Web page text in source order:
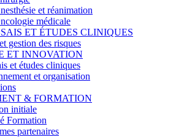
et réanimation
médicale
ET ÉTUDES CLINIQUES
gestion des risques
ET INNOVATION
et études cliniques
et organisation
& FORMATION
initiale
Formation
partenaires